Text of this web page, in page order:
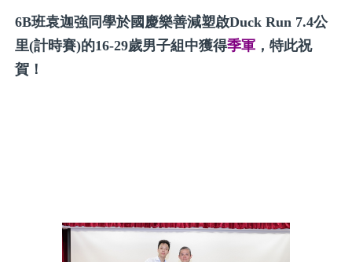
6B班袁迦強同學於國慶樂善減塑啟Duck Run 7.4公
里(計時賽)的16-29歲男子組中獲得季軍，特此祝
賀！